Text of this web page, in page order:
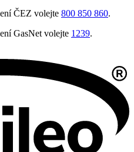
ČEZ volejte 800 850 860.
GasNet volejte 1239.